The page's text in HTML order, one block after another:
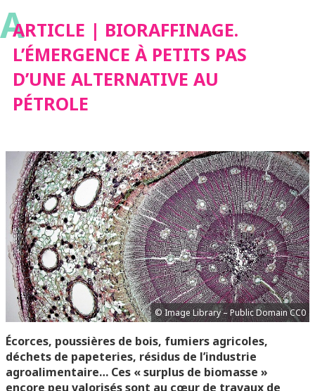
AARTICLE | BIORAFFINAGE.
L’ÉMERGENCE À PETITS PAS
D’UNE ALTERNATIVE AU
PÉTROLE
© Image Library – Public Domain CC0
Écorces, poussières de bois, fumiers agricoles,
déchets de papeteries, résidus de l’industrie
agroalimentaire… Ces « surplus de biomasse »
encore peu valorisés sont au cœur de travaux de